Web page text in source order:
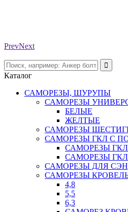
PrevNext
Каталог
САМОРЕЗЫ, ШУРУПЫ
САМОРЕЗЫ
БЕЛЫЕ
ЖЕЛТЫЕ
САМОРЕЗЫ
САМОРЕЗЫ ГКЛ С
САМОРЕЗЫ
САМОРЕЗЫ
САМОРЕЗЫ ДЛЯ
САМОРЕЗЫ
4,8
5,5
6,3